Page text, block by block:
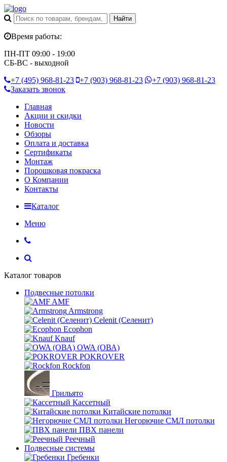
Время работы:
ПН-ПТ 09:00 - 19:00
СБ-ВС - выходной
+7 (495) 968-81-23 +7 (903) 968-81-23 +7 (903) 968-81-23
Заказать звонок
Главная
Акции и скидки
Новости
Обзоры
Оплата и доставка
Сертификаты
Монтаж
Порошковая покраска
О Компании
Контакты
Каталог
Меню
Каталог товаров
Подвесные потолки
AMF
Armstrong
Celenit (Селенит)
Ecophon
Knauf
OWA (ОВА)
POKROVER
Rockfon
Грильято
Кассетный
Китайские потолки
Негорючие СМЛ потолки
ПВХ панели
Реечный
Подвесные системы
Гребенки